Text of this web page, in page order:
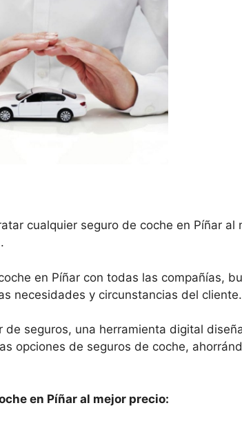
cualquier seguro de coche en Píñar al
en Píñar con todas las compañías,
necesidades y circunstancias del cliente.
seguros, una herramienta digital
opciones de seguros de coche,
en Píñar al mejor precio: